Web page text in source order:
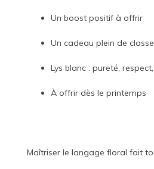
Un boost positif à offrir
Un cadeau plein de classe
Lys blanc : pureté,
À offrir dès le printemps
Maîtriser le langage floral fait